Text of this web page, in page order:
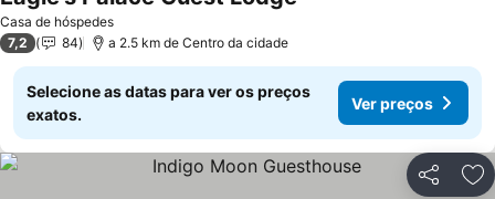
Casa de hóspedes
7,2 84 a 2.5 km de Centro da cidade
Selecione as datas para ver os preços
exatos.
Ver preços
Partilhar